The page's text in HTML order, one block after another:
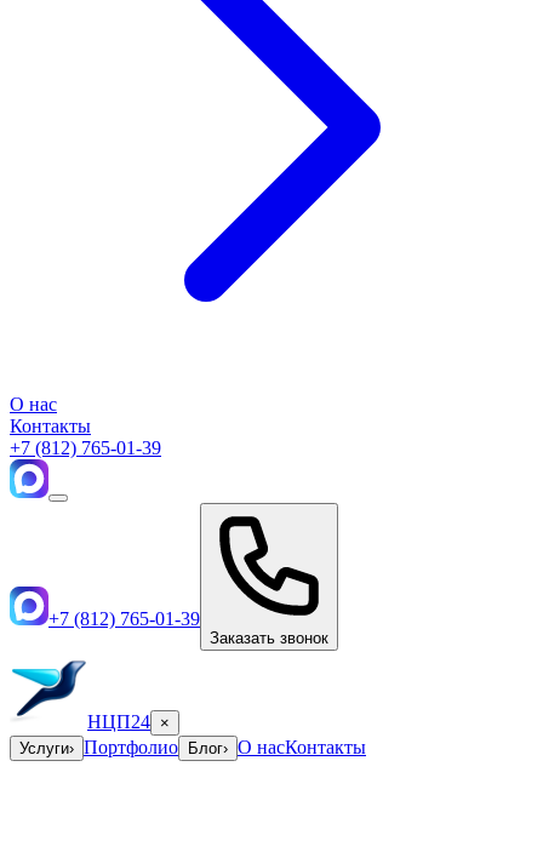
О нас
Контакты
+7 (812) 765-01-39
+7 (812) 765-01-39
Заказать звонок
НЦП24 ×
Услуги› Портфолио Блог› О насКонтакты